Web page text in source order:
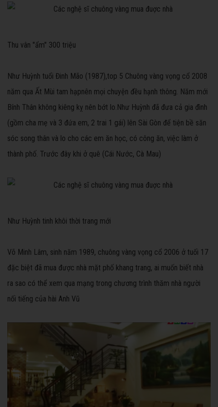
Thu vân "ẩm" 300 triệu
Như Huỳnh tuổi Đinh Mão (1987),top 5 Chuông vàng vọng cổ 2008
năm qua Ất Mùi tam hạpnên mọi chuyện đều hạnh thông. Năm mới
Bính Thân không kiêng kỵ nên bớt lo.Như Huỳnh đã đưa cả gia đình
(gồm cha mẹ và 3 đứa em, 2 trai 1 gái) lên Sài Gòn để tiện bề săn
sóc song thân và lo cho các em ăn học, có công ăn, việc làm ở
thành phố. Trước đây khi ở quê (Cái Nước, Cà Mau)
Như Huỳnh tinh khôi thời trang mới
Võ Minh Lâm, sinh năm 1989, chuông vàng vọng cổ 2006 ở tuối 17
đặc biệt đã mua được nhà mặt phố khang trang, ai muốn biết nhà
ra sao có thể xem qua mạng trong chương trình thăm nhà người
nối tiếng của hài Anh Vũ